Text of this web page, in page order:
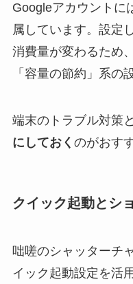
Googleアカウントに
属しています。設定
消費量が変わるため
「容量の節約」系の
端末のトラブル対策
にしておく のがおす
クイック起動とシ
咄嗟のシャッターチ
イック起動設定を活